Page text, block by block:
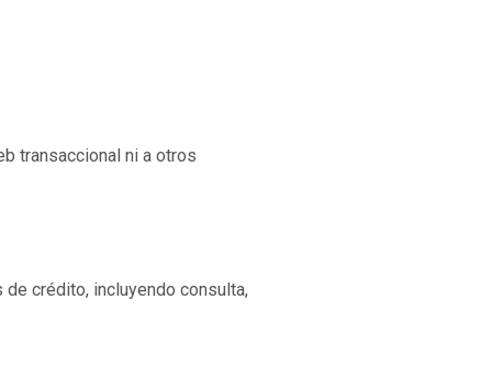
transaccional ni a otros
crédito, incluyendo consulta,